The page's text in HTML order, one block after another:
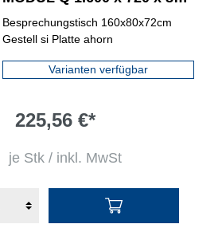
mm (B x H x T)
Besprechungstisch 160x80x72cm
Gestell si Platte ahorn
Varianten verfügbar
225,56 €*
je Stk / inkl. MwSt